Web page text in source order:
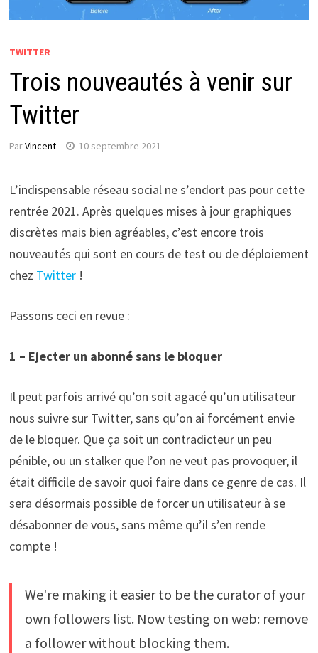
TWITTER
Trois nouveautés à venir sur
Twitter
ParVincent 10 septembre 2021
L’indispensable réseau social ne s’endort pas pour cette
rentrée 2021. Après quelques mises à jour graphiques
discrètes mais bien agréables, c’est encore trois
nouveautés qui sont en cours de test ou de déploiement
chez Twitter!
Passons ceci en revue :
1 – Ejecter un abonné sans le bloquer
Il peut parfois arrivé qu’on soit agacé qu’un utilisateur
nous suivre sur Twitter, sans qu’on ai forcément envie
de le bloquer. Que ça soit un contradicteur un peu
pénible, ou un stalker que l’on ne veut pas provoquer, il
était difficile de savoir quoi faire dans ce genre de cas. Il
sera désormais possible de forcer un utilisateur à se
désabonner de vous, sans même qu’il s’en rende
compte !
We're making it easier to be the curator of your
own followers list. Now testing on web: remove
a follower without blocking them.